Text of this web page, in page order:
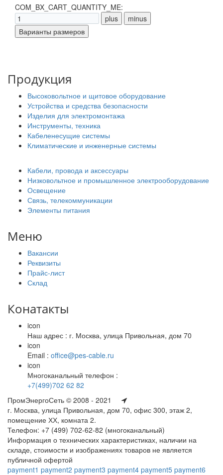
COM_BX_CART_QUANTITY_ME:
Продукция
Высоковольтное и щитовое оборудование
Устройства и средства безопасности
Изделия для электромонтажа
Инструменты, техника
Кабеленесущие системы
Климатические и инженерные системы
Кабели, провода и аксессуары
Низковольтное и промышленное электрооборудование
Освещение
Связь, телекоммуникации
Элементы питания
Меню
Вакансии
Реквизиты
Прайс-лист
Склад
Конатакты
icon
Наш адрес : г. Москва, улица Привольная, дом 70
icon
Email : office@pes-cable.ru
icon
Многоканальный телефон :
+7(499)702 62 82
ПромЭнергоСеть © 2008 - 2021
г. Москва, улица Привольная, дом 70, офис 300, этаж 2,
помещение ХХ, комната 2.
Телефон: +7 (499) 702-62-82 (многоканальный)
Информация о технических характеристиках, наличии на
складе, стоимости и изображениях товаров не является
публичной офертой
payment1 payment2 payment3 payment4 payment5 payment6